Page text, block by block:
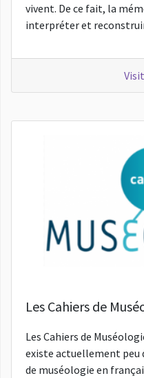
vivent. De ce fait, la
interpréter et
Les Cahiers de
Les Cahiers de
existe actuellement peu
de muséologie en